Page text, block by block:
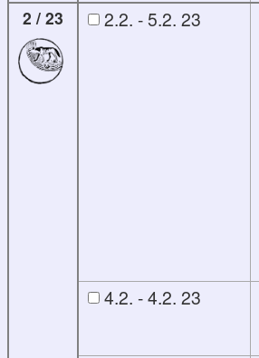
2 / 23
2.2. - 5.2. 23
4.2. - 4.2. 23